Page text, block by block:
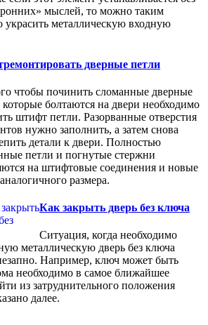
мыслей, то можно таким
украсить металлическую входную
дверные петли
чтобы починить сломанные дверные
которые болтаются на двери необходимо
штифт петли. Разорванные отверстия
нужно заполнить, а затем снова
детали к двери. Полностью
петли и погнутые стержни
на штифтовые соединения и новые
размера.
Как закрыть дверь без ключа
Ситуация, когда необходимо
металлическую дверь без ключа
Например, ключ может быть
необходимо в самое ближайшее
из затруднительного положения
далее.